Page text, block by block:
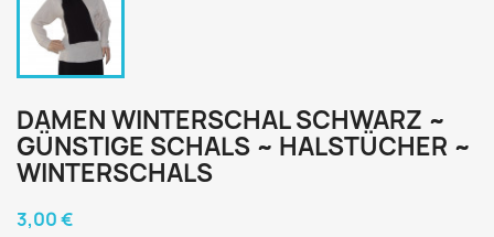
DAMEN WINTERSCHAL SCHWARZ ~
GÜNSTIGE SCHALS ~ HALSTÜCHER ~
WINTERSCHALS
3,00 €